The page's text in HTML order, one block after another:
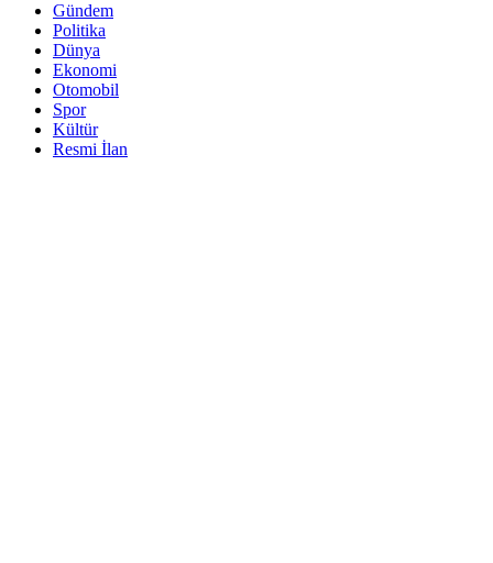
Gündem
Politika
Dünya
Ekonomi
Otomobil
Spor
Kültür
Resmi İlan